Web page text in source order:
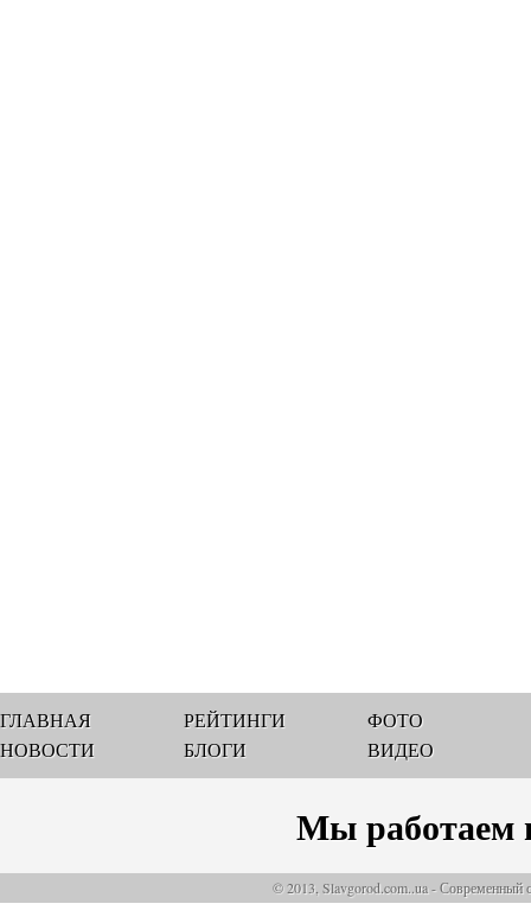
ГЛАВНАЯ
НОВОСТИ
РЕЙТИНГИ
БЛОГИ
ФОТО
ВИДЕО
Мы работаем
© 2013, Slavgorod.com..ua - Современный